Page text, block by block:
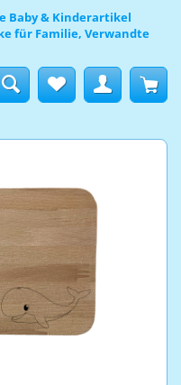
Baby & Kinderartikel
für Familie, Verwandte